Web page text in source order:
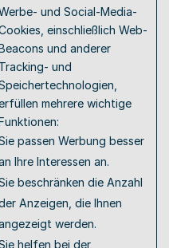
und Social-Media-
einschließlich Web-
und anderer
Tracking- und
mehrere wichtige
passen Werbung besser
Ihre Interessen an.
beschränken die Anzahl
Anzeigen, die Ihnen
werden.
helfen bei der